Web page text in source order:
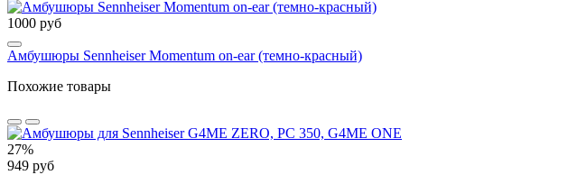
1000 руб
Амбушюры Sennheiser Momentum on-ear (темно-красный)
Похожие товары
27%
949 руб